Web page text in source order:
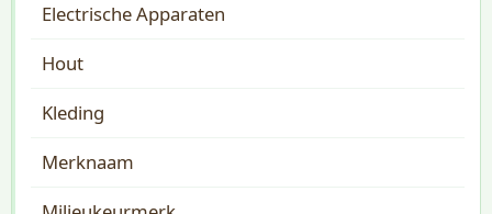
Electrische Apparaten
Hout
Kleding
Merknaam